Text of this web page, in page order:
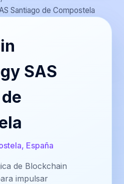
Santiago de Compostela
SAS
España
de Blockchain
impulsar